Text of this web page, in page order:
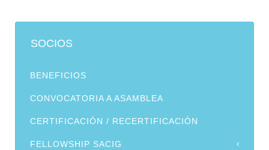
SOCIOS
BENEFICIOS
CONVOCATORIA A ASAMBLEA
CERTIFICACIÓN / RECERTIFICACIÓN
FELLOWSHIP SACIG